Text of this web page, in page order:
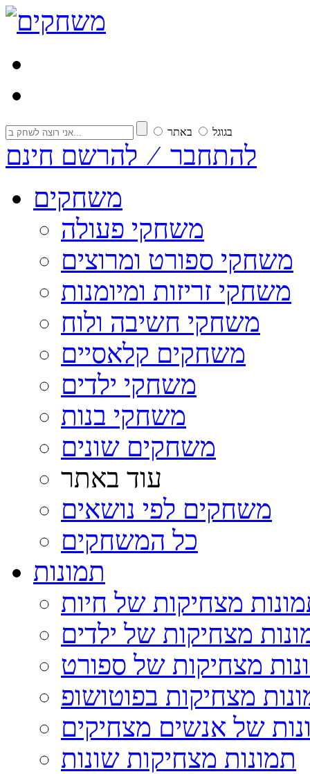
בגוגל באתר
להתחבר ⁄ להרשם חינם
משחקים
משחקי פעולה
משחקי ספורט ומרוצים
משחקי זריזות ומיומנות
משחקי חשיבה ולוח
משחקים קלאסיים
משחקי ילדים
משחקי בנות
משחקים שונים
עוד באתר
משחקים לפי נושאים
כל המשחקים
תמונות
מצחיקות של חיות
מצחיקות של ילדים
מצחיקות של ספורט
מצחיקות בפוטושופ
של אנשים מצחיקים
תמונות מצחיקות שונות